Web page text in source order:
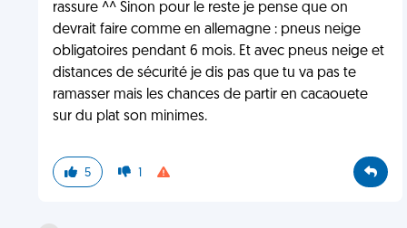
rassure ^^ Sinon pour le reste je pense que on
devrait faire comme en allemagne : pneus neige
obligatoires pendant 6 mois. Et avec pneus neige et
distances de sécurité je dis pas que tu va pas te
ramasser mais les chances de partir en cacaouete
sur du plat son minimes.
5 1